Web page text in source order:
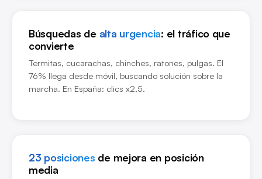
Búsquedas de alta urgencia: el tráfico que
convierte
Termitas, cucarachas, chinches, ratones, pulgas. El
76% llega desde móvil, buscando solución sobre la
marcha. En España: clics x2,5.
23 posiciones de mejora en posición
media